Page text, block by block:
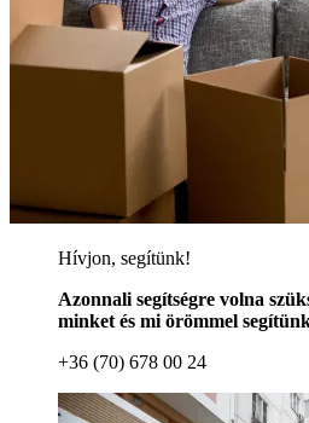
Hívjon, segítünk!
Azonnali segítségre volna
minket és mi örömmel
+36 (70) 678 00 24